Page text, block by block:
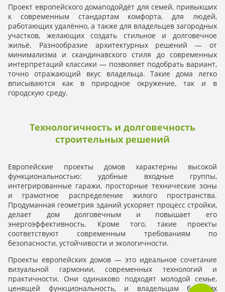
Проект европейского домаподойдёт для семей, привыкших
к современным стандартам комфорта, для людей,
работающих удалённо, а также для владельцев загородных
участков, желающих создать стильное и долговечное
жильё. Разнообразие архитектурных решений — от
минимализма и скандинавского стиля до современных
интерпретаций классики — позволяет подобрать вариант,
точно отражающий вкус владельца. Такие дома легко
вписываются как в природное окружение, так и в
городскую среду.
Технологичность и долговечность
строительных решений
Европейские проекты домов характерны высокой
функциональностью: удобные входные группы,
интегрированные гаражи, просторные технические зоны
и грамотное распределение жилого пространства.
Продуманная геометрия зданий ускоряет процесс стройки,
делает дом долговечным и повышает его
энергоэффективность. Кроме того, такие проекты
соответствуют современным требованиям по
безопасности, устойчивости и экологичности.
Проекты европейских домов — это идеальное сочетание
визуальной гармонии, современных технологий и
практичности. Они одинаково подходят молодой семье,
ценящей функциональность, и владельцам больших